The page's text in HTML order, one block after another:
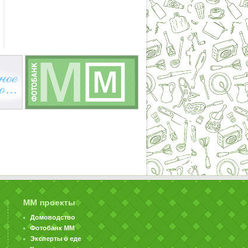
ММ проекты
Домоводство
Фотобанк ММ
Эксперты о еде